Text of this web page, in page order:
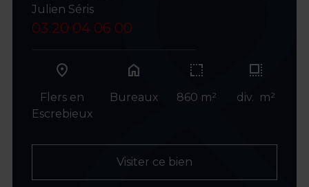
Julien Séris
03 20 04 06 00
Flers en
Escrebieux
home
Bureaux 860 m² div. m²
Visiter ce bien